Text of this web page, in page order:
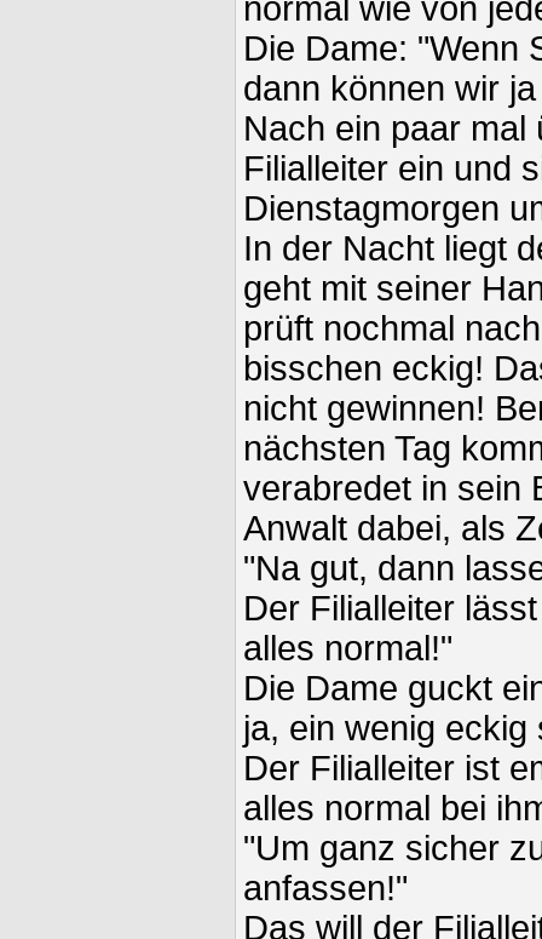
normal wie von
Die Dame: "Wenn
dann können wir
Nach ein paar mal
Filialleiter ein und
Dienstagmorgen
In der Nacht liegt
geht mit seiner
prüft nochmal
bisschen eckig!
nicht gewinnen!
nächsten Tag
verabredet in sein
Anwalt dabei, als
"Na gut, dann
Der Filialleiter
alles normal!"
Die Dame guckt
ja, ein wenig
Der Filialleiter ist
alles normal bei
"Um ganz sicher
anfassen!"
Das will der